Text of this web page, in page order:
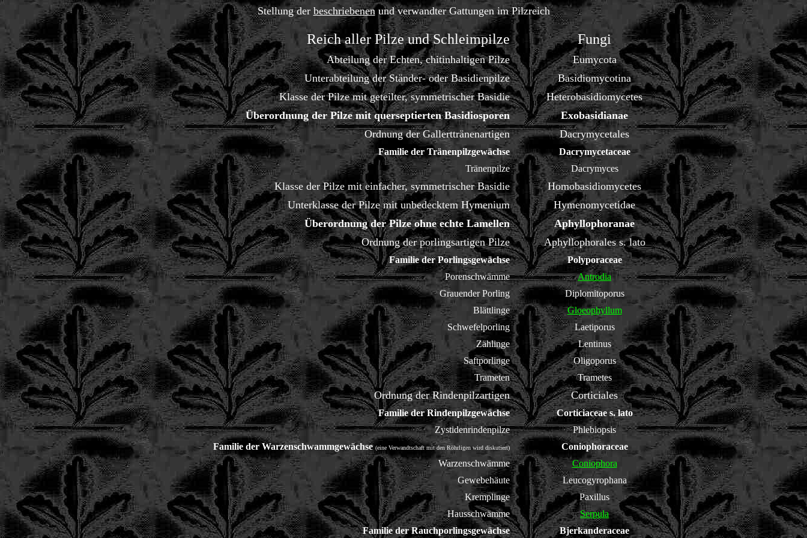
Stellung der beschriebenenund verwandter Gattungen im Pilzreich
Reich aller Pilze und Schleimpilze Fungi
Abteilung der Echten, chitinhaltigen Pilze
Eumycota
Unterabteilung der Ständer- oder Basidienpilze
Basidiomycotina
Klasse der Pilze mit geteilter, symmetrischer Basidie
Heterobasidiomycetes
Überordnung der Pilze mit querseptierten Basidiosporen
Exobasidianae
Ordnung der Gallerttränenartigen
Dacrymycetales
Familie der Tränenpilzgewächse
Dacrymycetaceae
Tränenpilze
Dacrymyces
Klasse der Pilze mit einfacher, symmetrischer Basidie
Homobasidiomycetes
Unterklasse der Pilze mit unbedecktem Hymenium
Hymenomycetidae
Überordnung der Pilze ohne echte Lamellen
Aphyllophoranae
Ordnung der porlingsartigen Pilze
Aphyllophorales s. lato
Familie der Porlingsgewächse
Polyporaceae
Porenschwämme
Antrodia
Grauender Porling
Diplomitoporus
Blättlinge
Gloeophyllum
Schwefelporling
Laetiporus
Zählinge
Lentinus
Saftporlinge
Oligoporus
Trameten
Trametes
Ordnung der Rindenpilzartigen Corticiales
Familie der Rindenpilzgewächse
Corticiaceae s. lato
Zystidenrindenpilze
Phlebiopsis
Familie der Warzenschwammgewächse (eine Verwandtschaft mit den Röhrligen wird diskutiert)
Coniophoraceae
Warzenschwämme
Coniophora
Gewebehäute
Leucogyrophana
Kremplinge
Paxillus
Hausschwämme
Serpula
Familie der Rauchporlingsgewächse
Bjerkanderaceae